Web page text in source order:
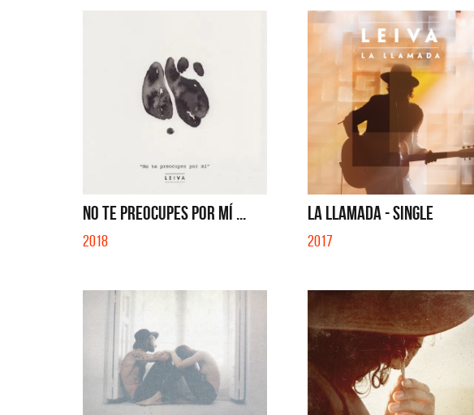
NO TE PREOCUPES POR MÍ ...
2018
LA LLAMADA - SINGLE
2017